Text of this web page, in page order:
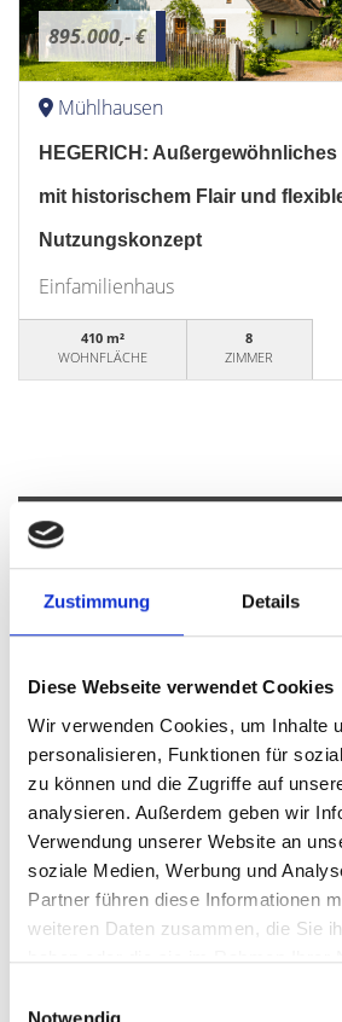
Zustimmung Details
Diese Webseite verwendet Cookies
Wir verwenden Cookies, um Inhalte
personalisieren, Funktionen für
zu können und die Zugriffe auf
analysieren. Außerdem geben wir
Verwendung unserer Website an
soziale Medien, Werbung und
Partner führen diese Informationen
weiteren Daten zusammen, die Sie
haben oder die sie im Rahmen Ihrer
895.000,- €
Mühlhausen
HEGERICH:
mit historischem Flair und
Nutzungskonzept
Einfamilienhaus
410 m²
WOHNFLÄCHE
8
ZIMMER
Mühlhausen
Puschendorf Illesheim München /
Landsberied
Garching Freystadt
Nürnberg München / Milbertshofen-
Erlangen Schwarzenbruck Gilching
Putzbrunn Cadolzburg
Sauerlach /
München-Lerchenau Planegg
Höhenkirchen-Siegertsbrunn Fürth
Immobilienverkauf München
Makler
Wohnungverkauf Fürth
Häuser Einfamilienhaus Immobilie